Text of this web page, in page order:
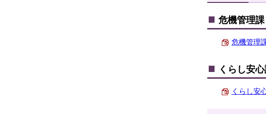
危機管理課
危機管理
くらし安
くらし安